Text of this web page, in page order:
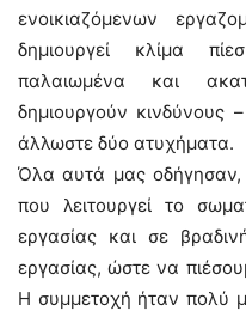
ενοικιαζόμενων
δημιουργεί κλίμα
παλαιωμένα και
δημιουργούν κινδύνους
άλλωστε δύο ατυχήματα.
Όλα αυτά μας
που λειτουργεί το
εργασίας και σε
εργασίας, ώστε να
Η συμμετοχή ήταν πολύ